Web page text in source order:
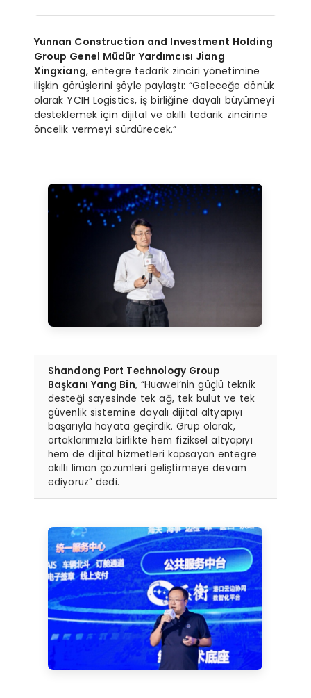
Yunnan Construction and Investment Holding
Group Genel Müdür Yardımcısı Jiang
Xingxiang, entegre tedarik zinciri yönetimine
ilişkin görüşlerini şöyle paylaştı: “Geleceğe dönük
olarak YCIH Logistics, iş birliğine dayalı büyümeyi
desteklemek için dijital ve akıllı tedarik zincirine
öncelik vermeyi sürdürecek.”
Shandong Port Technology Group
Başkanı Yang Bin, “Huawei’nin güçlü teknik
desteği sayesinde tek ağ, tek bulut ve tek
güvenlik sistemine dayalı dijital altyapıyı
başarıyla hayata geçirdik. Grup olarak,
ortaklarımızla birlikte hem fiziksel altyapıyı
hem de dijital hizmetleri kapsayan entegre
akıllı liman çözümleri geliştirmeye devam
ediyoruz” dedi.